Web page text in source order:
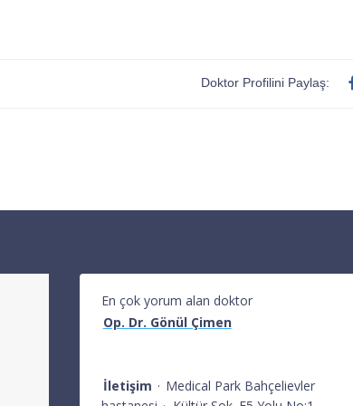
Doktor Profilini Paylaş:
En çok yorum alan doktor
Op. Dr. Gönül Çimen
İletişim · Medical Park Bahçelievler